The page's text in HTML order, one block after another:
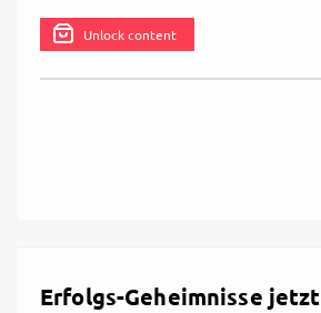
Unlock content
Erfolgs-Geheimnisse